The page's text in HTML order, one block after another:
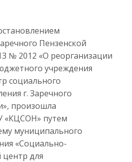
Пензенской
№ 2012 «О реорганизации
учреждения
социального
г. Заречного
произошла
«КЦСОН» путем
муниципального
«Социально-
для